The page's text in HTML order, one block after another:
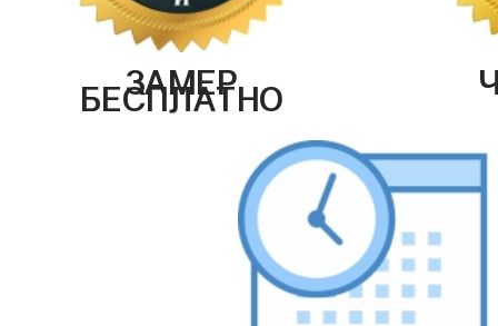
ЗАМЕР
БЕСПЛАТНО